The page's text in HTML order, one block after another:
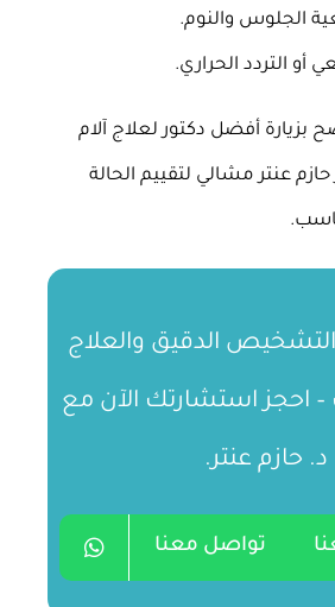
الجلوس والنوم.
أو التردد الحراري.
بزيارة أفضل دكتور لعلاج آلام
عنتر مشالي لتقييم الحالة
الدقيق والعلاج
– احجز استشارتك الآن مع
د. حازم عنتر.
تواصل معنا